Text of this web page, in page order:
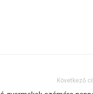
Következő